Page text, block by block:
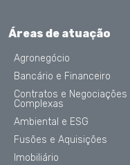
Áreas de atuação
Agronegócio
Bancário e Financeiro
Contratos e Negociações
Complexas
Ambiental e ESG
Fusões e Aquisições
Imobiliário